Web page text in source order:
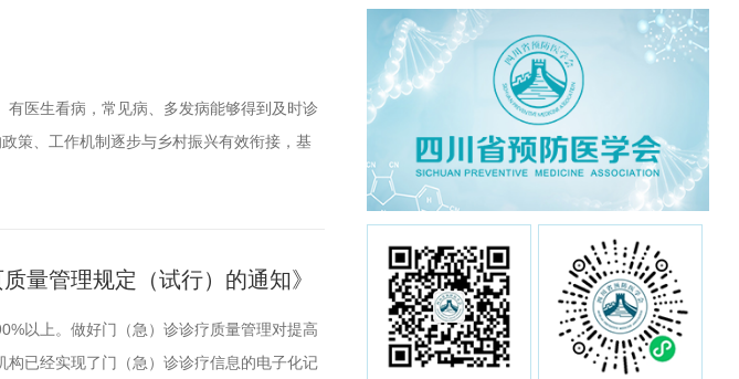
医生看病，常见病、多发病能够得到及时诊
策、工作机制逐步与乡村振兴有效衔接，基
的医疗卫生服务需求还存在不小差距，健康
量管理规定（试行）的通知》
以上。做好门（急）诊诊疗质量管理对提高
已经实现了门（急）诊诊疗信息的电子化记